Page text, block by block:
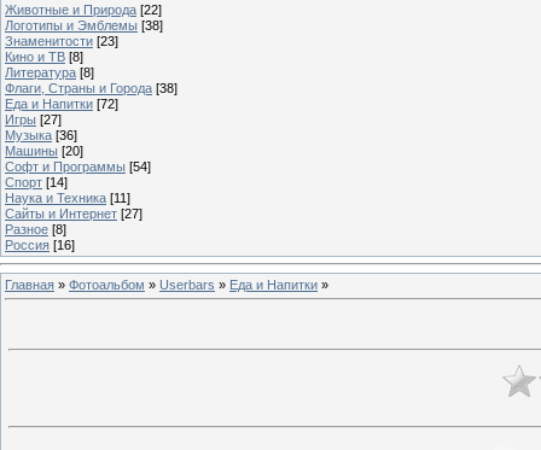
Животные и Природа [22]
Логотипы и Эмблемы [38]
Знаменитости [23]
Кино и ТВ [8]
Литература [8]
Флаги, Страны и Города [38]
Еда и Напитки [72]
Игры [27]
Музыка [36]
Машины [20]
Софт и Программы [54]
Спорт [14]
Наука и Техника [11]
Сайты и Интернет [27]
Разное [8]
Россия [16]
Главная » Фотоальбом » Userbars » Еда и Напитки »